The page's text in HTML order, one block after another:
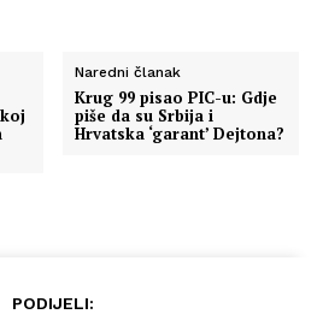
Naredni članak
Krug 99 pisao PIC-u: Gdje
piše da su Srbija i
Hrvatska ‘garant’ Dejtona?
PODIJELI: